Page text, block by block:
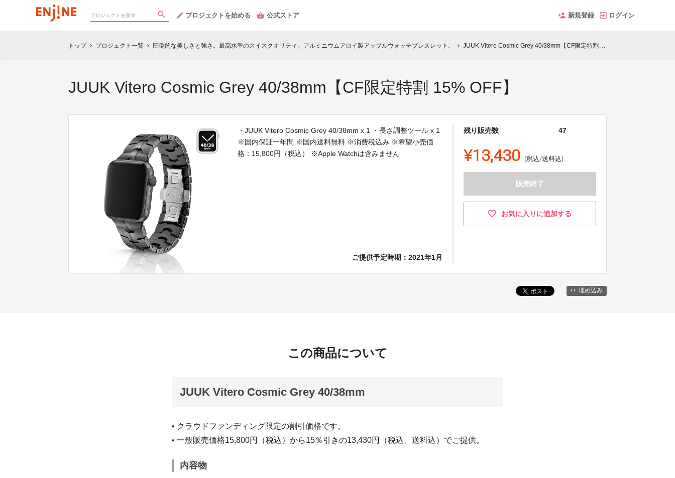
プロジェクトを始める 公式ストア 新規登録 ログイン
トップ chevron_right プロジェクト一覧 chevron_right 圧倒的な美しさと強さ。最高水準のスイスクオリティ。アルミニウムアロイ製アップルウォッチブレスレット。 chevron_right JUUK Vitero Cosmic Grey 40/38mm【CF限定特割 15% OFF】
JUUK Vitero Cosmic Grey 40/38mm【CF限定特割 15% OFF】
・JUUK Vitero Cosmic Grey 40/38mm x 1 ・長さ調整ツール x 1
※国内保証一年間 ※国内送料無料 ※消費税込み ※希望小売価
格：15,800円（税込） ※Apple Watchは含みません
ご提供予定時期：2021年1月
残り販売数 47
¥13,430 (税込/送料込)
販売終了
お気に入りに追加する
埋め込み
この商品について
JUUK Vitero Cosmic Grey 40/38mm
• クラウドファンディング限定の割引価格です。
• 一般販売価格15,800円（税込）から15％引きの13,430円（税込、送料込）でご提供。
内容物